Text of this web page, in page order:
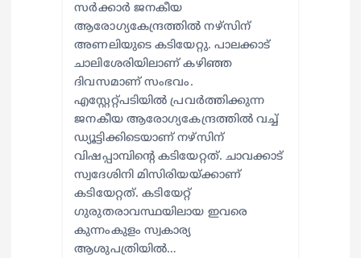
സര്‍ക്കാര്‍ ജനകീയ
ആരോഗ്യകേന്ദ്രത്തില്‍ നഴ്സിന്
അണലിയുടെ കടിയേറ്റു. പാലക്കാട്
ചാലിശേരിയിലാണ് കഴിഞ്ഞ
ദിവസമാണ് സംഭവം.
എസ്റ്റേറ്റ്പടിയില്‍ പ്രവര്‍ത്തിക്കുന്ന
ജനകീയ ആരോഗ്യകേന്ദ്രത്തില്‍ വച്ച്
ഡ്യൂട്ടിക്കിടെയാണ് നഴ്സിന്
വിഷപ്പാമ്പിന്റെ കടിയേറ്റത്. ചാവക്കാട്
സ്വദേശിനി മിസിരിയയ്ക്കാണ്
കടിയേറ്റത്. കടിയേറ്റ്
ഗുരുതരാവസ്ഥയിലായ ഇവരെ
കുന്നംകുളം സ്വകാര്യ
ആശുപത്രിയില്‍…